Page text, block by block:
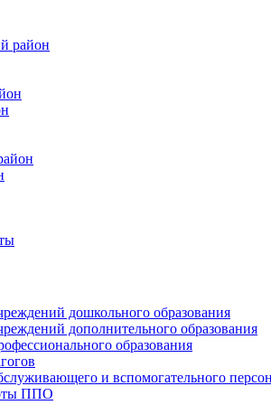
район
дошкольного образования
дополнительного образования
образования
и вспомогательного
ППО